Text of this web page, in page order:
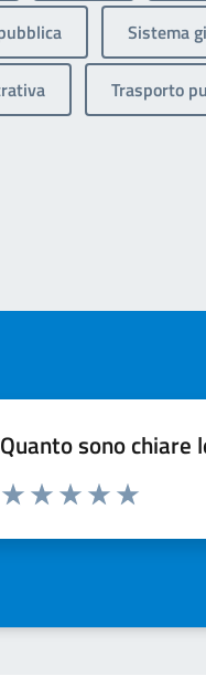
Sistema
Trasporto
Quanto sono chiare
Valuta da 1 a 5 stelle la pagina